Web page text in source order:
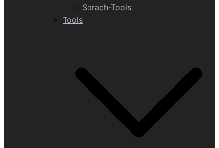
Sprach-Tools
Tools